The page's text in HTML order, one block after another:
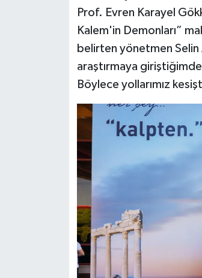
Prof. Evren Karayel
Kalem'in Demonları”
belirten yönetmen Selin
araştırmaya
Böylece yollarımız